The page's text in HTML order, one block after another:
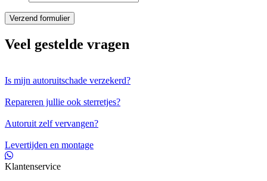
Veel gestelde vragen
Is mijn autoruitschade verzekerd?
Repareren jullie ook sterretjes?
Autoruit zelf vervangen?
Levertijden en montage
Klantenservice